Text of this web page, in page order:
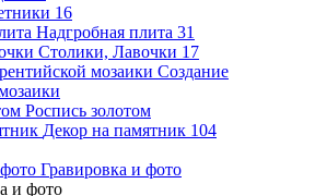
16
Надгробная плита 31
Столики, Лавочки 17
Создание
Роспись золотом
Декор на памятник 104
Гравировка и фото
и фото